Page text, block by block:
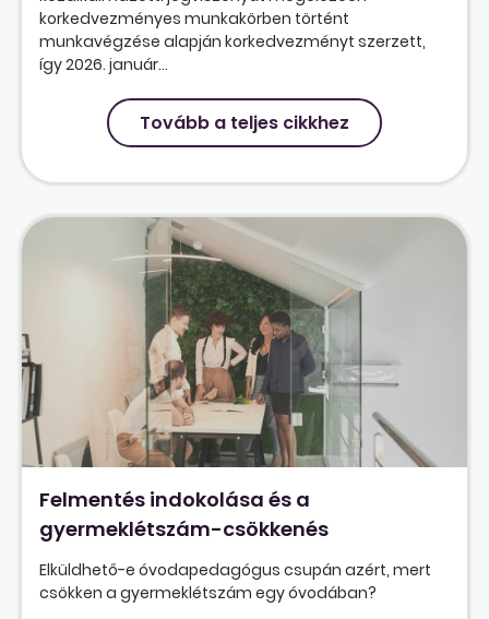
korkedvezményes munkakörben történt
munkavégzése alapján korkedvezményt szerzett,
így 2026. január...
Tovább a teljes cikkhez
Felmentés indokolása és a
gyermeklétszám-csökkenés
Elküldhető-e óvodapedagógus csupán azért, mert
csökken a gyermeklétszám egy óvodában?